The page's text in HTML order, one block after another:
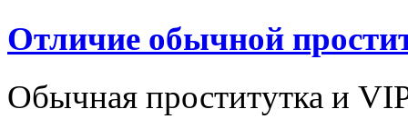
Отличие обычной
Обычная проститутка и